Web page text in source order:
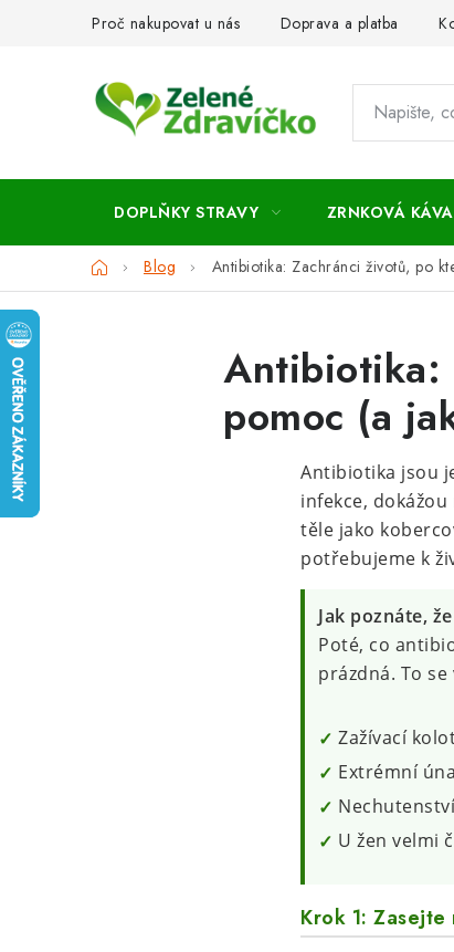
Proč nakupovat u nás Doprava a platba
DOPLŇKY STRAVY ZRNKOVÁ KÁVA
DomůBlog Antibiotika: Zachránci životů, po
Antibiotika:
pomoc (a
Antibiotika jsou
infekce,
těle jako
potřebujeme k
Jak poznáte,
Poté, co
prázdná. To
Zažívací
Extrémní
U žen velmi
Krok 1: